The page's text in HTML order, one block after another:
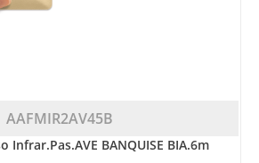
AAFMIR2AV45B
Infrar.pas.AVE BANQUISE BIA.6m